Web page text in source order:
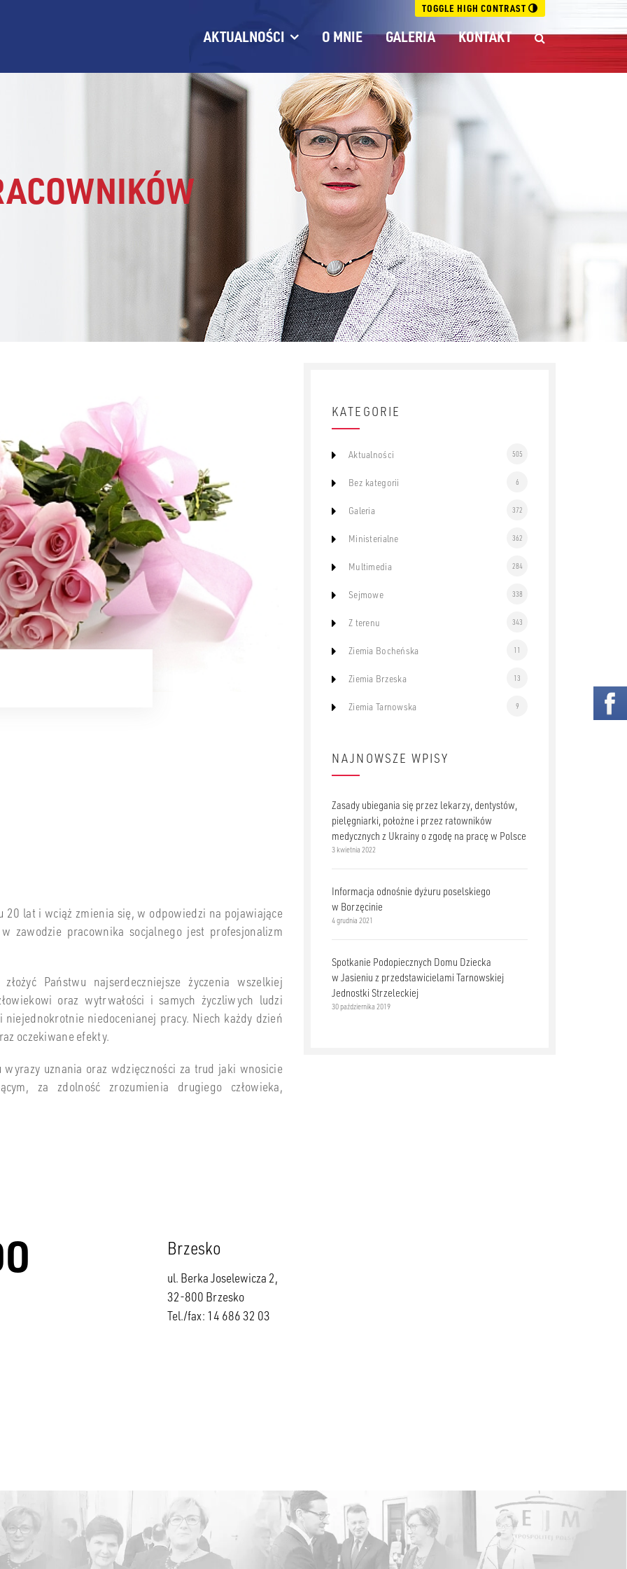
TOGGLE HIGH CONTRAST
AKTUALNOŚCI O MNIE GALERIA KONTAKT
20 lat i wciąż zmienia się, w odpowiedzi na pojawiające
zawodzie pracownika socjalnego jest profesjonalizm
Państwu najserdeczniejsze życzenia wszelkiej
oraz wytrwałości i samych życzliwych ludzi
niedocenianej pracy. Niech każdy dzień
oczekiwane efekty.
uznania oraz wdzięczności za trud jaki wnosicie
za zdolność zrozumienia drugiego człowieka,
KATEGORIE
Aktualności 505
Bez kategorii 6
Galeria 372
Ministerialne 362
Multimedia 284
Sejmowe 338
Z terenu 343
Ziemia Bocheńska 11
Ziemia Brzeska 13
Ziemia Tarnowska 9
NAJNOWSZE WPISY
Zasady ubiegania się przez lekarzy, dentystów,
pielęgniarki, położne i przez ratowników
medycznych z Ukrainy o zgodę na pracę w Polsce
3 kwietnia 2022
Informacja odnośnie dyżuru poselskiego
w Borzęcinie
4 grudnia 2021
Spotkanie Podopiecznych Domu Dziecka
w Jasieniu z przedstawicielami Tarnowskiej
Jednostki Strzeleckiej
30 października 2019
Brzesko
ul. Berka Joselewicza 2,
32-800 Brzesko
Tel./fax: 14 686 32 03